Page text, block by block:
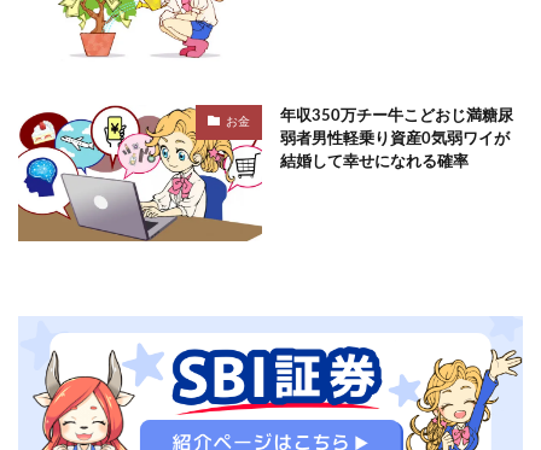
お金
年収350万チー牛こどおじ満糖尿
弱者男性軽乗り資産0気弱ワイが
結婚して幸せになれる確率